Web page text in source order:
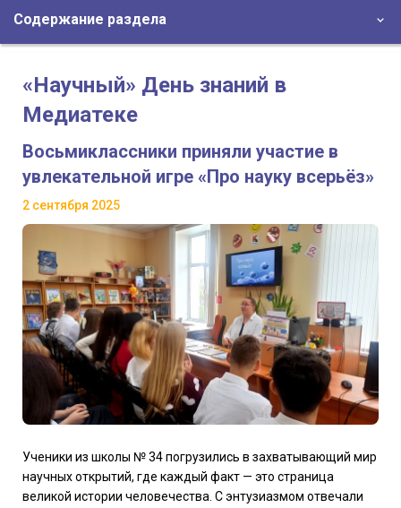
Содержание раздела
«Научный» День знаний в
Медиатеке
Восьмиклассники приняли участие в
увлекательной игре «Про науку всерьёз»
2 сентября 2025
Ученики из школы № 34 погрузились в захватывающий мир
научных открытий, где каждый факт — это страница
великой истории человечества. С энтузиазмом отвечали